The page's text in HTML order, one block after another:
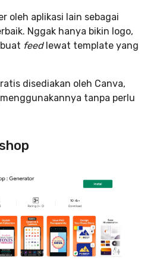
oleh aplikasi lain sebagai
Nggak hanya bikin logo,
feedlewat template yang
disediakan oleh Canva,
tanpa perlu